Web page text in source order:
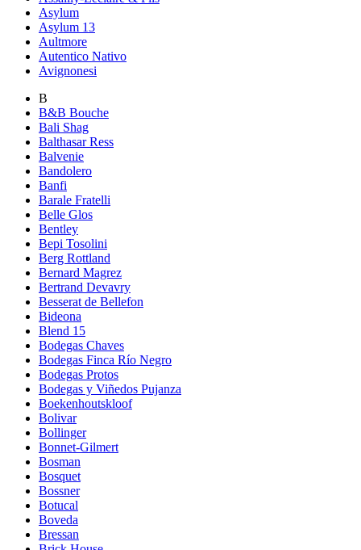
Asylum
Asylum 13
Aultmore
Autentico Nativo
Avignonesi
B
B&B Bouche
Bali Shag
Balthasar Ress
Balvenie
Bandolero
Banfi
Barale Fratelli
Belle Glos
Bentley
Bepi Tosolini
Berg Rottland
Bernard Magrez
Bertrand Devavry
Besserat de Bellefon
Bideona
Blend 15
Bodegas Chaves
Bodegas Finca Río Negro
Bodegas Protos
Bodegas y Viñedos Pujanza
Boekenhoutskloof
Bolivar
Bollinger
Bonnet-Gilmert
Bosman
Bosquet
Bossner
Botucal
Boveda
Bressan